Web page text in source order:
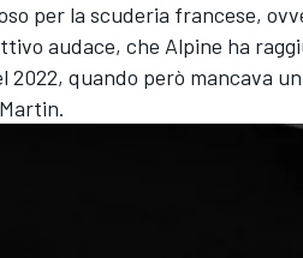
per la scuderia francese,
audace, che Alpine ha
2022, quando però mancava